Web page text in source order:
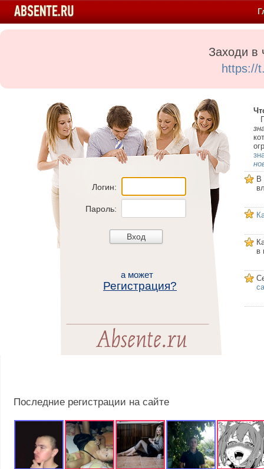
Заходи в
https://
Логин:
Пароль:
а может
Регистрация?
В
в
Последние регистрации на сайте